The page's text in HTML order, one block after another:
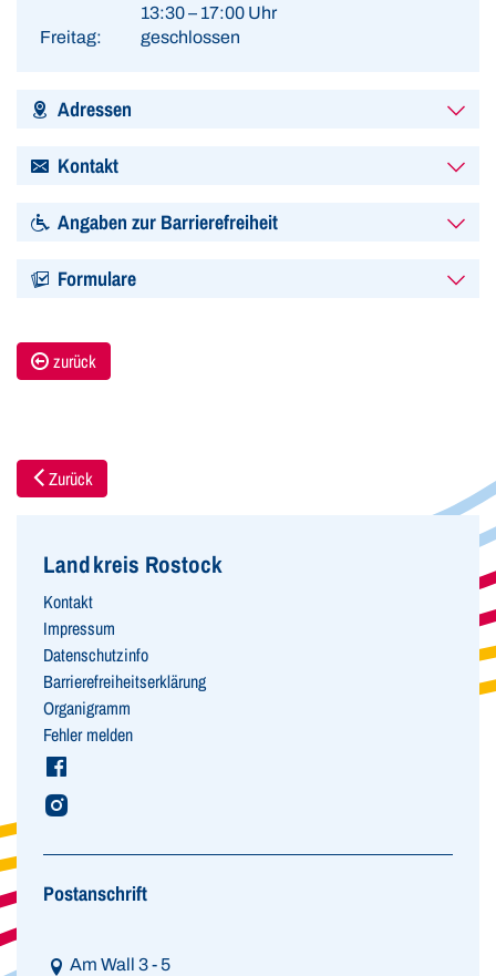
13:30 – 17:00 Uhr
Freitag:
geschlossen
Adressen
Kontakt
Angaben zur Barrierefreiheit
Formulare
zurück
Zurück
Landkreis Rostock
Kontakt
Impressum
Datenschutzinfo
Barrierefreiheitserklärung
Organigramm
Fehler melden
Postanschrift
Link zur Google-Maps Navigation
Am Wall 3 - 5